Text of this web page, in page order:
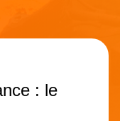
: le